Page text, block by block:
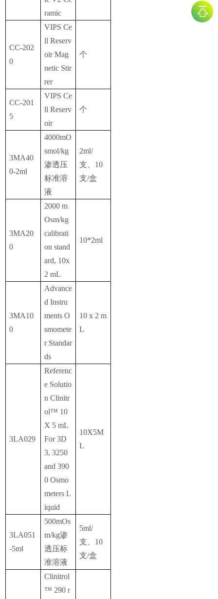
ramic
CC-202
0
VIPS Ce
ll Reserv
oir Mag
netic Stir
rer
个
CC-201
5
VIPS Ce
ll Reserv
oir
个
3MA40
0-2ml
4000mO
smol/kg
渗透压
标准溶
液
2ml/
支、10
支/盒
3MA20
0
2000 m
Osm/kg
calibrati
on stand
ard, 10x
2 mL
10*2ml
3MA10
0
Advance
d Instru
ments O
smomete
r Standar
ds
10 x 2 m
L
3LA029
Referenc
e Solutio
n Clinitr
ol™ 10
X 5 mL
For 3D
3, 3250
and 390
0 Osmo
meters L
iquid
10X5M
L
3LA051
-5ml
500mOs
m/kg渗
透压标
准溶液
5ml/
支、10
支/盒
Clinitrol
™ 290 r